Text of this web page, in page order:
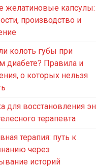
желатиновые капсулы:
производство и
колоть губы при
диабете? Правила и
о которых нельзя
для восстановления
терапевта
терапия: путь к
через
историй